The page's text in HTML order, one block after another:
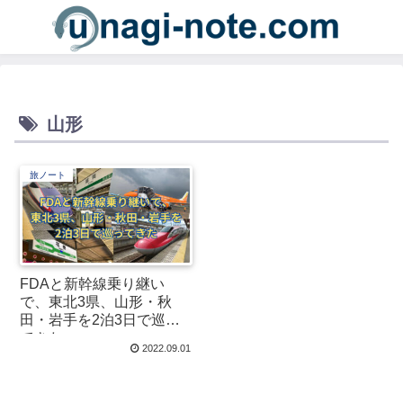
山形
旅ノート
FDAと新幹線乗り継い
で、東北3県、山形・秋
田・岩手を2泊3日で巡っ
てきた
2022.09.01